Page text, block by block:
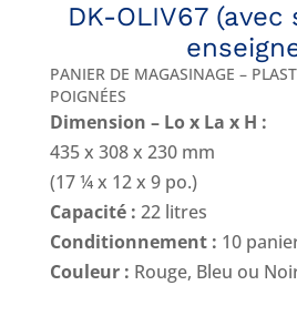
DK-OLIV67
PANIER DE MAGASINAGE –
POIGNÉES
Dimension – Lo x La x H :
435 x 308 x 230 mm
(17 ¼ x 12 x 9 po.)
Capacité : 22 litres
Conditionnement : 10
Couleur : Rouge, Bleu ou